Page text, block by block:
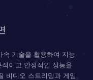
기술을 활용하여 지능
이고 안정적인 성능을
비디오 스트리밍과 게임